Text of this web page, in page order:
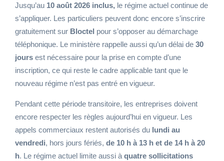
Jusqu’au 10 août 2026 inclus, le régime actuel continue de
s’appliquer. Les particuliers peuvent donc encore s’inscrire
gratuitement sur Bloctel pour s’opposer au démarchage
téléphonique. Le ministère rappelle aussi qu’un délai de 30
jours est nécessaire pour la prise en compte d’une
inscription, ce qui reste le cadre applicable tant que le
nouveau régime n’est pas entré en vigueur.
Pendant cette période transitoire, les entreprises doivent
encore respecter les règles aujourd’hui en vigueur. Les
appels commerciaux restent autorisés du lundi au
vendredi, hors jours fériés, de 10 h à 13 h et de 14 h à 20
h. Le régime actuel limite aussi à quatre sollicitations